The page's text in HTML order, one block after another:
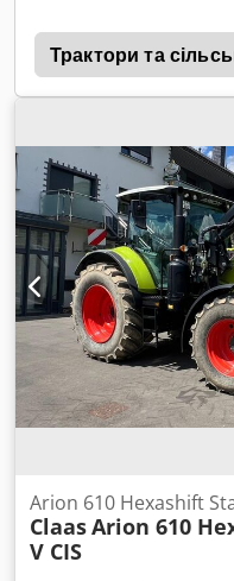
Трактори та
Arion 610 Hexashift
ClaasArion 610
V CIS